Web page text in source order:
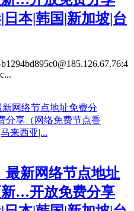
日本|韩国|新加坡|台
最新网络节点地址
…开放免费分享